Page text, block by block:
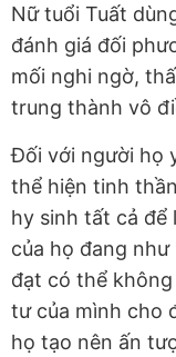
Nữ tuổi Tuất
đánh giá đối
mối nghi ngờ,
trung thành vô
Đối với người họ
thể hiện tinh
hy sinh tất cả để
của họ đang
đạt có thể
tư của mình cho
họ tạo nên ấn